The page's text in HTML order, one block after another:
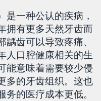
是一种公认的疾病，
拥有更多天然牙齿而
齿可以导致疼痛、
人口腔健康相关的生
能意味着需要较少侵
多的牙齿组织。这也
的医疗成本更低。